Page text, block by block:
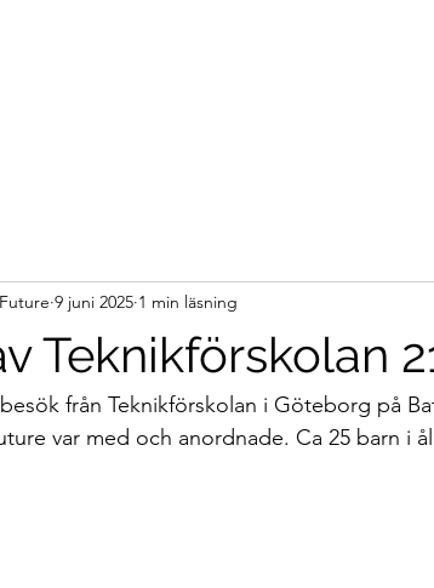
Teknikförskolan
9 juni 2025 1 min läsning
från Teknikförskolan i Göteborg på
var med och anordnade. Ca 25 barn i